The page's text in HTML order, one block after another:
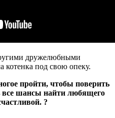
дружелюбными
котенка под свою опеку.
пройти, чтобы поверить
все шансы найти любящего
?